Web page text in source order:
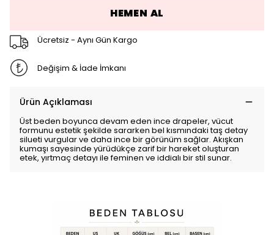
HEMEN AL
Ücretsiz - Aynı Gün Kargo
Değişim & İade İmkanı
Ürün Açıklaması
Üst beden boyunca devam eden ince drapeler, vücut
formunu estetik şekilde sararken bel kısmındaki taş detay
silueti vurgular ve daha ince bir görünüm sağlar. Akışkan
kumaşı sayesinde yürüdükçe zarif bir hareket oluşturan
etek, yırtmaç detayı ile feminen ve iddialı bir stil sunar.